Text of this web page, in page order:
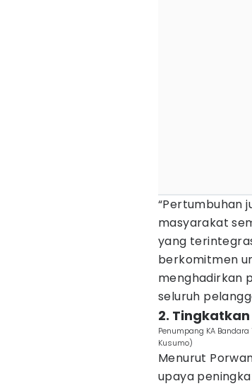
“Pertumbuhan
masyarakat
yang
berkomitmen
menghadirkan
seluruh
2.
Penumpang KA
Kusumo)
Menurut
upaya